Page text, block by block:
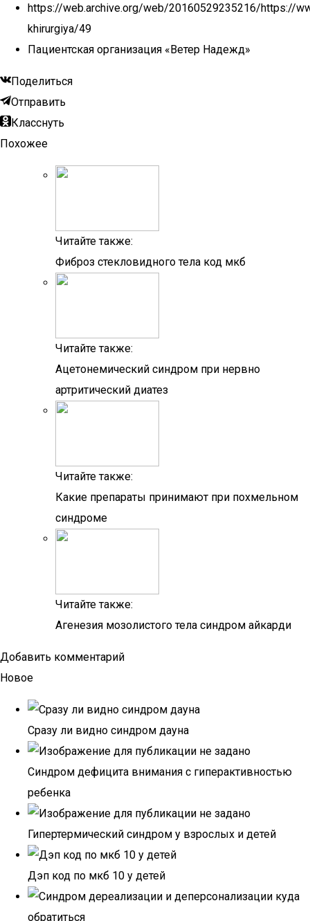
https://web.archive.org/web/20160529235216/https://
khirurgiya/49
Пациентская организация «Ветер Надежд»
Поделиться
Отправить
Класснуть
Похожее
Читайте также:
Фиброз стекловидного тела код мкб
Читайте также:
Ацетонемический синдром при нервно
артритический диатез
Читайте также:
Какие препараты принимают при похмельном
синдроме
Читайте также:
Агенезия мозолистого тела синдром айкарди
Добавить комментарий
Новое
Сразу ли видно синдром дауна
Синдром дефицита внимания с гиперактивностью
ребенка
Гипертермический синдром у взрослых и детей
Дэп код по мкб 10 у детей